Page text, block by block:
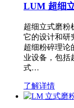
LUM 超细
超细立式磨粉
它的设计和研
超细粉碎理论
业设备，包括
式…
了解详情